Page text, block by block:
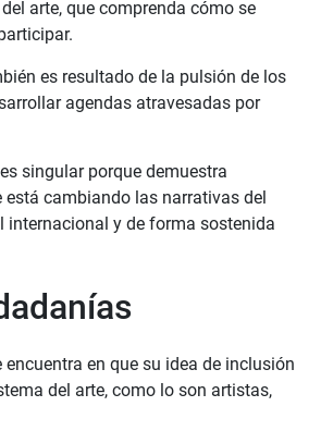
arte, que comprenda cómo se
es resultado de la pulsión de los
agendas atravesadas por
singular porque demuestra
cambiando las narrativas del
internacional y de forma sostenida
en que su idea de inclusión
del arte, como lo son artistas,